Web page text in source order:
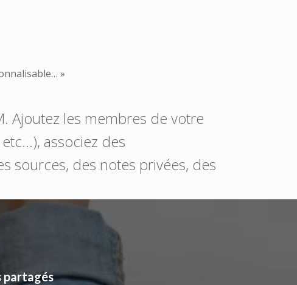
»
Ajoutez les membres de votre
associez des
sources, des notes privées, des
partagés